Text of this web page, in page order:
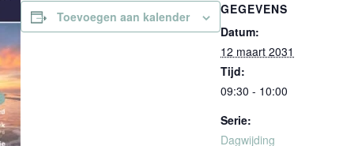
Toevoegen aan kalender
GEGEVENS
Datum:
12 maart 2031
Tijd:
09:30 - 10:00
Serie:
Dagwijding